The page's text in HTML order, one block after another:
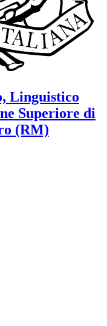
Linguistico
Superiore di
(RM)